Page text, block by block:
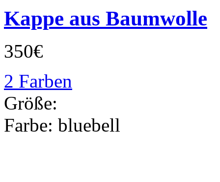
Kappe aus Baumwolle
350€
2 Farben
Größe:
Farbe: bluebell